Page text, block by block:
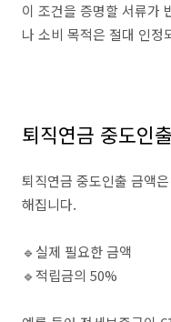
이 조건을 증명할 서류가
나 소비 목적은 절대 인정
퇴직연금 중도인
퇴직연금 중도인출 금액
해집니다.
🔹실제 필요한 금액
🔹적립금의 50%